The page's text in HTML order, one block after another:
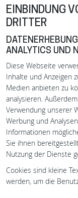
EINBINDUNG
DRITTER
ANALYTICS UND
Diese Webseite
Inhalte und Anzeigen
Medien anbieten zu
analysieren.
Verwendung unserer
Werbung und
Informationen
Sie ihnen
Nutzung der Dienste
Cookies sind kleine
werden, um die